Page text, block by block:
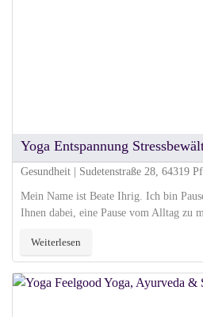
Yoga Entspannung
Gesundheit | Sudetenstraße 28, 64319
Mein Name ist Beate Ihrig. Ich bin
Ihnen dabei, eine Pause vom Alltag zu
Weiterlesen